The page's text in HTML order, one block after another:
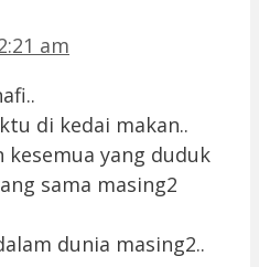
am
di kedai makan..
kesemua yang duduk
sama masing2
dunia masing2..